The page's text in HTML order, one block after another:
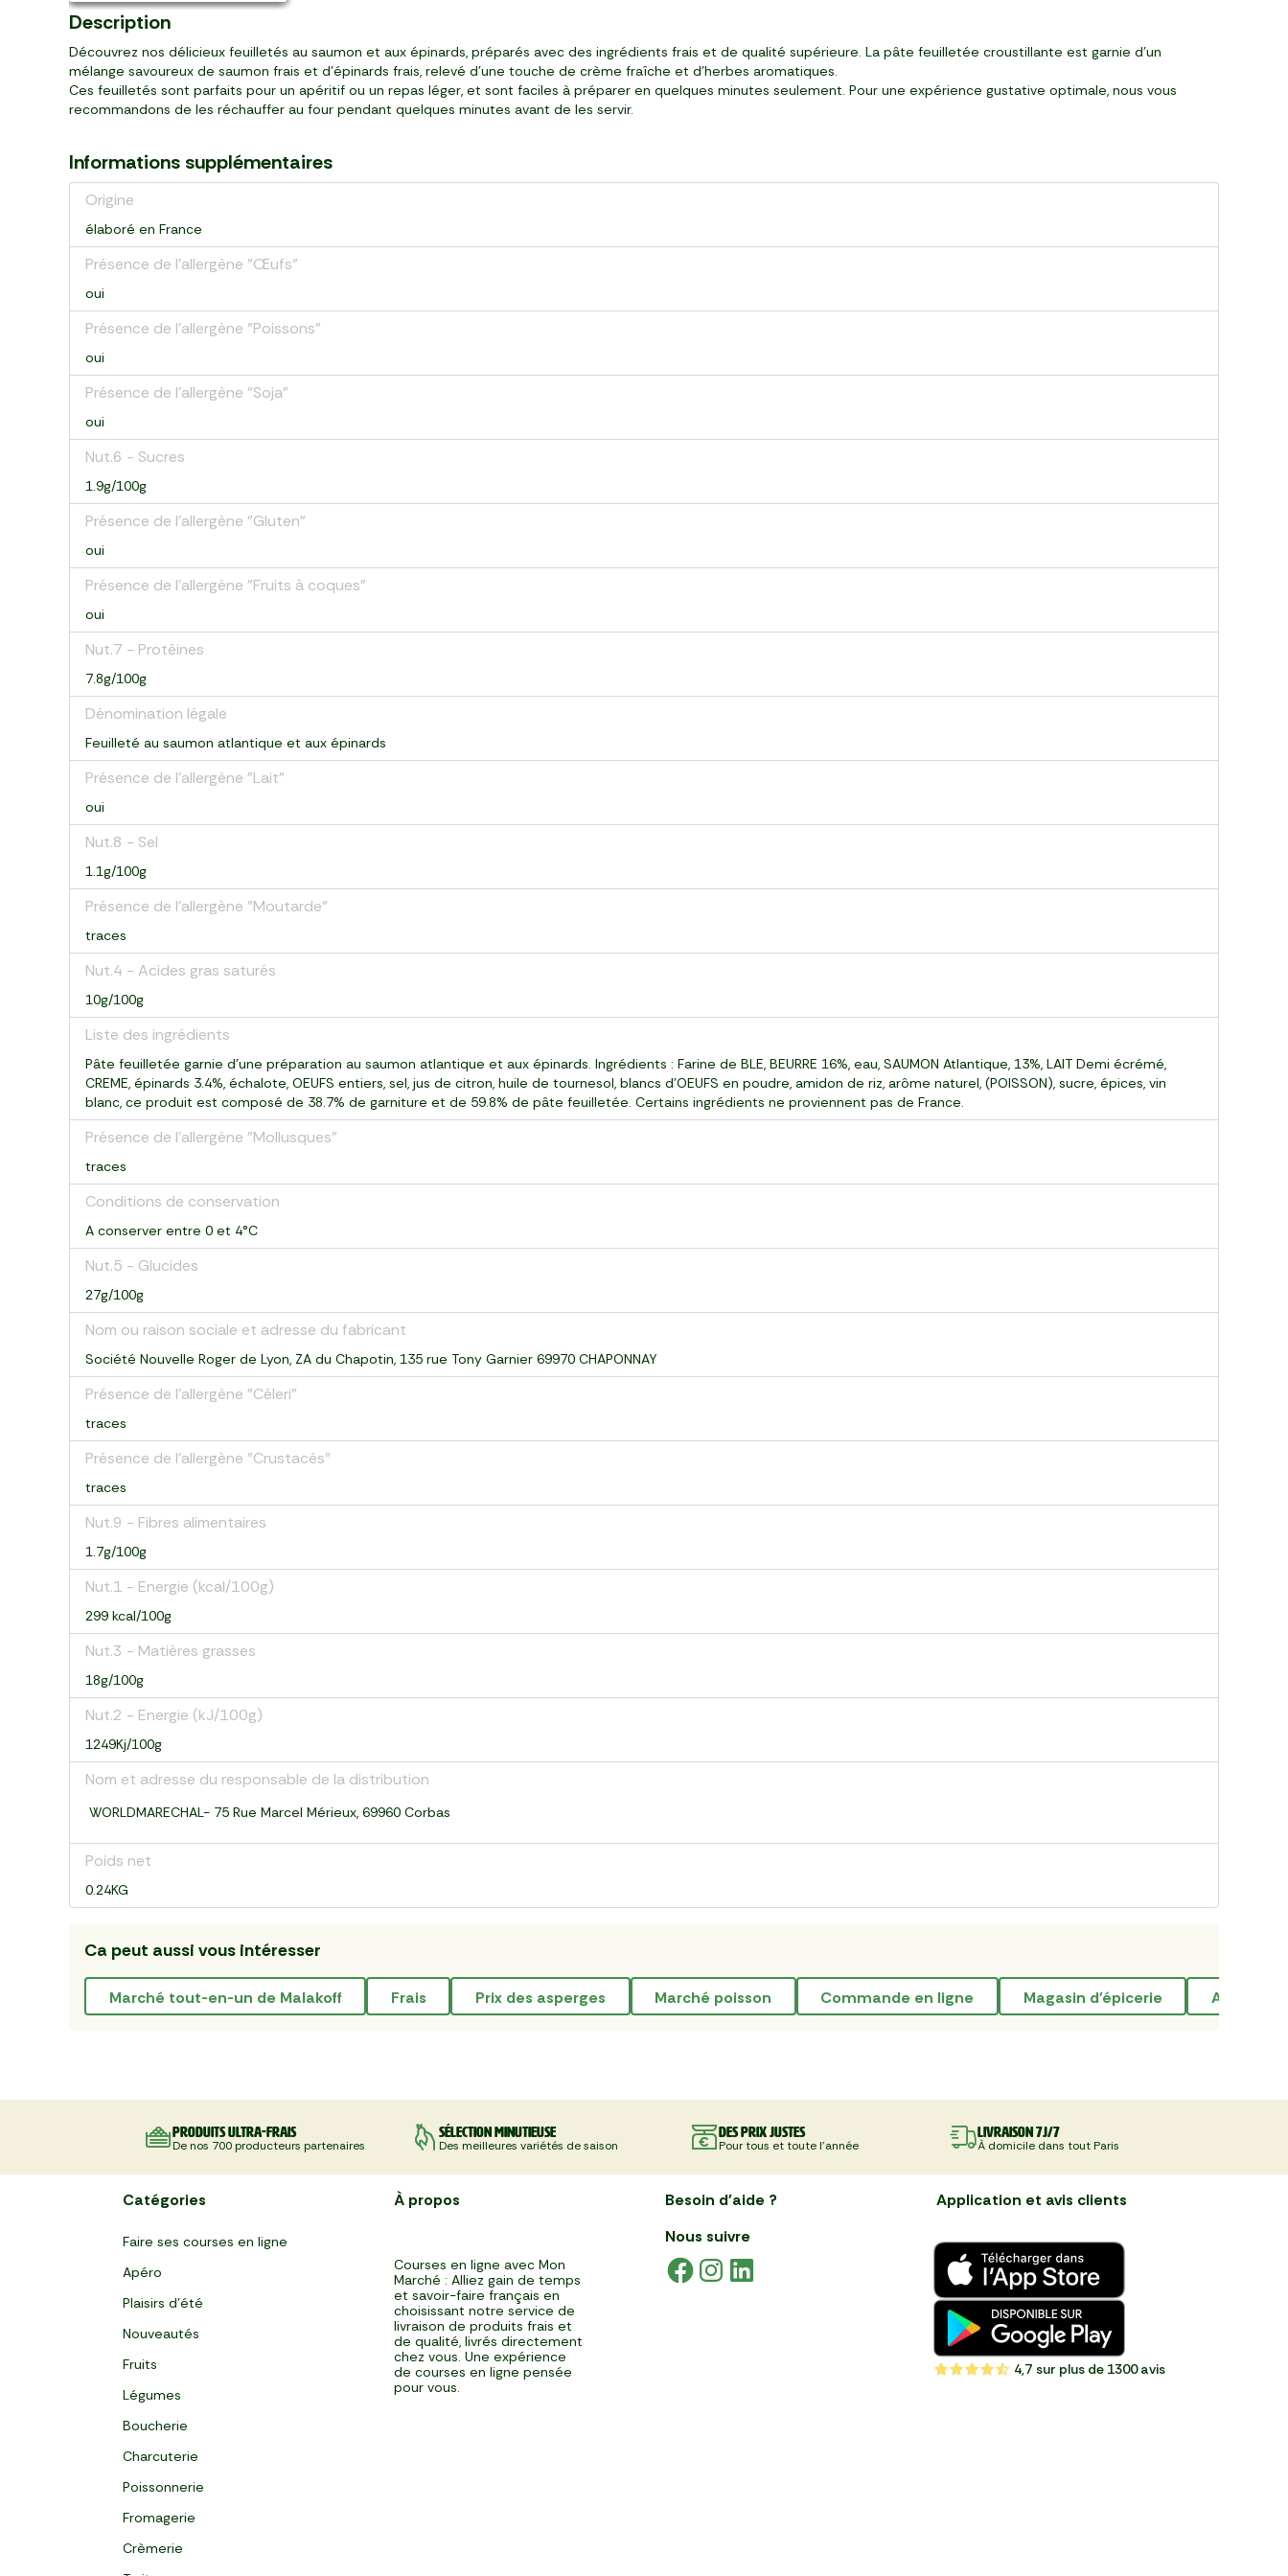
Description
Découvrez nos délicieux feuilletés au saumon et aux épinards, préparés avec des ingrédients frais et de qualité supérieure. La pâte feuilletée croustillante est garnie d'un
mélange savoureux de saumon frais et d'épinards frais, relevé d'une touche de crème fraîche et d'herbes aromatiques.
Ces feuilletés sont parfaits pour un apéritif ou un repas léger, et sont faciles à préparer en quelques minutes seulement. Pour une expérience gustative optimale, nous vous
recommandons de les réchauffer au four pendant quelques minutes avant de les servir.
Informations supplémentaires
Origine
élaboré en France
Présence de l'allergène "Œufs"
oui
Présence de l'allergène "Poissons"
oui
Présence de l'allergène "Soja"
oui
Nut.6 - Sucres
1.9g/100g
Présence de l'allergène "Gluten"
oui
Présence de l'allergène "Fruits à coques"
oui
Nut.7 - Protéines
7.8g/100g
Dénomination légale
Feuilleté au saumon atlantique et aux épinards
Présence de l'allergène "Lait"
oui
Nut.8 - Sel
1.1g/100g
Présence de l'allergène "Moutarde"
traces
Nut.4 - Acides gras saturés
10g/100g
Liste des ingrédients
Pâte feuilletée garnie d’une préparation au saumon atlantique et aux épinards. Ingrédients : Farine de BLE, BEURRE 16%, eau, SAUMON Atlantique, 13%, LAIT Demi écrémé,
CREME, épinards 3.4%, échalote, OEUFS entiers, sel, jus de citron, huile de tournesol, blancs d'OEUFS en poudre, amidon de riz, arôme naturel, (POISSON), sucre, épices, vin
blanc, ce produit est composé de 38.7% de garniture et de 59.8% de pâte feuilletée. Certains ingrédients ne proviennent pas de France.
Présence de l'allergène "Mollusques"
traces
Conditions de conservation
A conserver entre 0 et 4°C
Nut.5 - Glucides
27g/100g
Nom ou raison sociale et adresse du fabricant
Société Nouvelle Roger de Lyon, ZA du Chapotin, 135 rue Tony Garnier 69970 CHAPONNAY
Présence de l'allergène "Céleri"
traces
Présence de l'allergène "Crustacés"
traces
Nut.9 - Fibres alimentaires
1.7g/100g
Nut.1 - Energie (kcal/100g)
299 kcal/100g
Nut.3 - Matières grasses
18g/100g
Nut.2 - Energie (kJ/100g)
1249Kj/100g
Nom et adresse du responsable de la distribution
WORLDMARECHAL- 75 Rue Marcel Mérieux, 69960 Corbas
Poids net
0.24KG
Ca peut aussi vous intéresser
marché tout-en-un de Malakoff frais prix des asperges marché poisson commande en ligne magasin d'épicerie
Produits ultra-frais
De nos 700 producteurs partenaires
Sélection minutieuse
Des meilleures variétés de saison
Des prix justes
Pour tous et toute l'année
Livraison 7J/7
À domicile dans tout Paris
Catégories
Faire ses courses en ligne
Apéro
Plaisirs d'été
Nouveautés
Fruits
Légumes
Boucherie
Charcuterie
Poissonnerie
Fromagerie
Crèmerie
À propos
Courses en ligne avec Mon
Marché : Alliez gain de temps
et savoir-faire français en
choisissant notre service de
livraison de produits frais et
de qualité, livrés directement
chez vous. Une expérience
de courses en ligne pensée
pour vous.
Besoin d'aide ?
Nous suivre
Application et avis clients
4,7 sur plus de 1300 avis